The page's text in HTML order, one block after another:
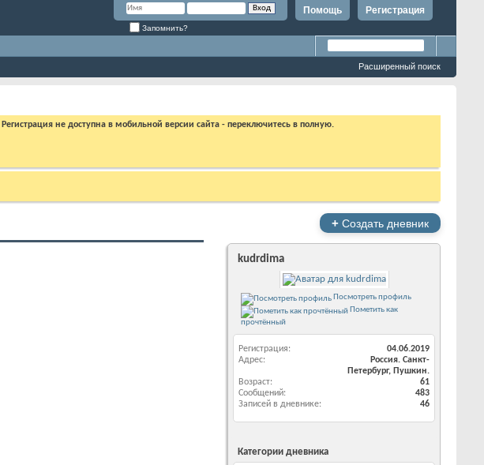
Регистрация
Помощь
Запомнить?
Расширенный поиск
Регистрация не доступна в мобильной версии сайта - переключитесь в полную.
+ Создать дневник
kudrdima
Посмотреть профиль
Пометить как
прочтённый
Регистрация
04.06.2019
Адрес
Россия. Санкт-
Петербург, Пушкин.
Возраст
61
Сообщений
483
Записей в дневнике
46
Категории дневника